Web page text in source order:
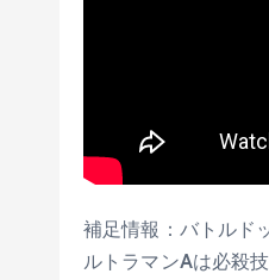
補足情報：バトルド
ルトラマンAは必殺